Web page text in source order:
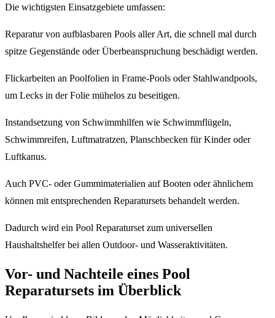
Die wichtigsten Einsatzgebiete umfassen:
Reparatur von aufblasbaren Pools aller Art, die schnell mal durch
spitze Gegenstände oder Überbeanspruchung beschädigt werden.
Flickarbeiten an Poolfolien in Frame-Pools oder Stahlwandpools,
um Lecks in der Folie mühelos zu beseitigen.
Instandsetzung von Schwimmhilfen wie Schwimmflügeln,
Schwimmreifen, Luftmatratzen, Planschbecken für Kinder oder
Luftkanus.
Auch PVC- oder Gummimaterialien auf Booten oder ähnlichem
können mit entsprechenden Reparatursets behandelt werden.
Dadurch wird ein Pool Reparaturset zum universellen
Haushaltshelfer bei allen Outdoor- und Wasseraktivitäten.
Vor- und Nachteile eines Pool
Reparatursets im Überblick